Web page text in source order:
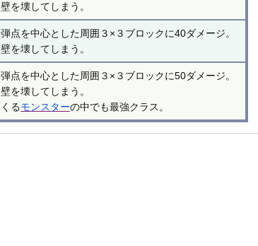
を壊してしまう。
点を中心とした周囲３×３ブロックに40ダメージ。
を壊してしまう。
点を中心とした周囲３×３ブロックに50ダメージ。
を壊してしまう。
るモンスターの中でも最強クラス。